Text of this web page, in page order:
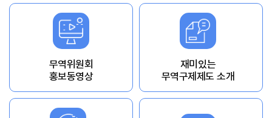
무역위원회
홍보동영상
재미있는
무역구제제도 소개